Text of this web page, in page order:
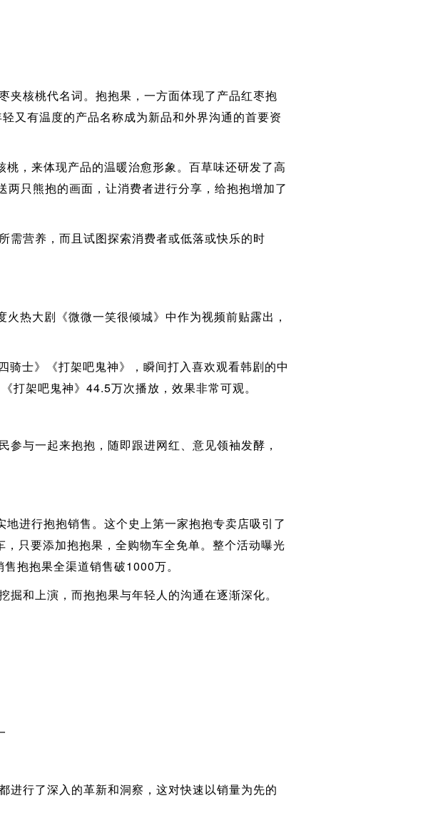
核桃代名词。抱抱果，一方面体现了产品红枣抱
又有温度的产品名称成为新品和外界沟通的首要资
，来体现产品的温暖治愈形象。百草味还研发了高
只熊抱的画面，让消费者进行分享，给抱抱增加了
营养，而且试图探索消费者或低落或快乐的时
热大剧《微微一笑很倾城》中作为视频前贴露出，
士》《打架吧鬼神》，瞬间打入喜欢观看韩剧的中
打架吧鬼神》44.5万次播放，效果非常可观。
与一起来抱抱，随即跟进网红、意见领袖发酵，
进行抱抱销售。这个史上第一家抱抱专卖店吸引了
只要添加抱抱果，全购物车全免单。整个活动曝光
抱抱果全渠道销售破1000万。
和上演，而抱抱果与年轻人的沟通在逐渐深化。
行了深入的革新和洞察，这对快速以销量为先的